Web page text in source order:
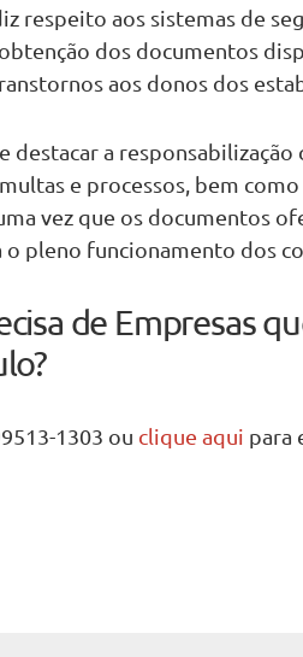
respeito aos sistemas de
dos documentos
aos donos dos
destacar a
e processos, bem
vez que os documentos
o pleno funcionamento dos
de Empresas
1303 ou clique aqui para